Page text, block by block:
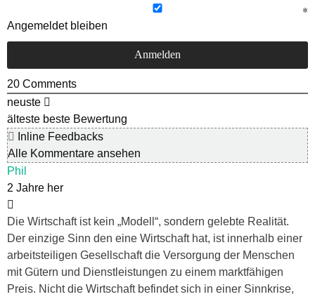
Angemeldet bleiben
20 Comments
neuste
älteste beste Bewertung
Inline Feedbacks
Alle Kommentare ansehen
Phil
2 Jahre her
Die Wirtschaft ist kein „Modell“, sondern gelebte Realität.
Der einzige Sinn den eine Wirtschaft hat, ist innerhalb einer
arbeitsteiligen Gesellschaft die Versorgung der Menschen
mit Gütern und Dienstleistungen zu einem marktfähigen
Preis. Nicht die Wirtschaft befindet sich in einer Sinnkrise,